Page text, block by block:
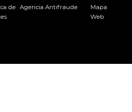
de Agencia Antifraude
Mapa
Web